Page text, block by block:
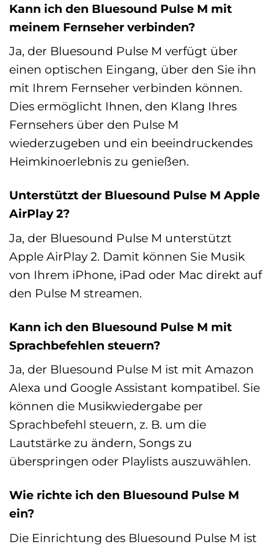
Kann ich den Bluesound Pulse M mit
meinem Fernseher verbinden?
Ja, der Bluesound Pulse M verfügt über
einen optischen Eingang, über den Sie ihn
mit Ihrem Fernseher verbinden können.
Dies ermöglicht Ihnen, den Klang Ihres
Fernsehers über den Pulse M
wiederzugeben und ein beeindruckendes
Heimkinoerlebnis zu genießen.
Unterstützt der Bluesound Pulse M Apple
AirPlay 2?
Ja, der Bluesound Pulse M unterstützt
Apple AirPlay 2. Damit können Sie Musik
von Ihrem iPhone, iPad oder Mac direkt auf
den Pulse M streamen.
Kann ich den Bluesound Pulse M mit
Sprachbefehlen steuern?
Ja, der Bluesound Pulse M ist mit Amazon
Alexa und Google Assistant kompatibel. Sie
können die Musikwiedergabe per
Sprachbefehl steuern, z. B. um die
Lautstärke zu ändern, Songs zu
überspringen oder Playlists auszuwählen.
Wie richte ich den Bluesound Pulse M
ein?
Die Einrichtung des Bluesound Pulse M ist